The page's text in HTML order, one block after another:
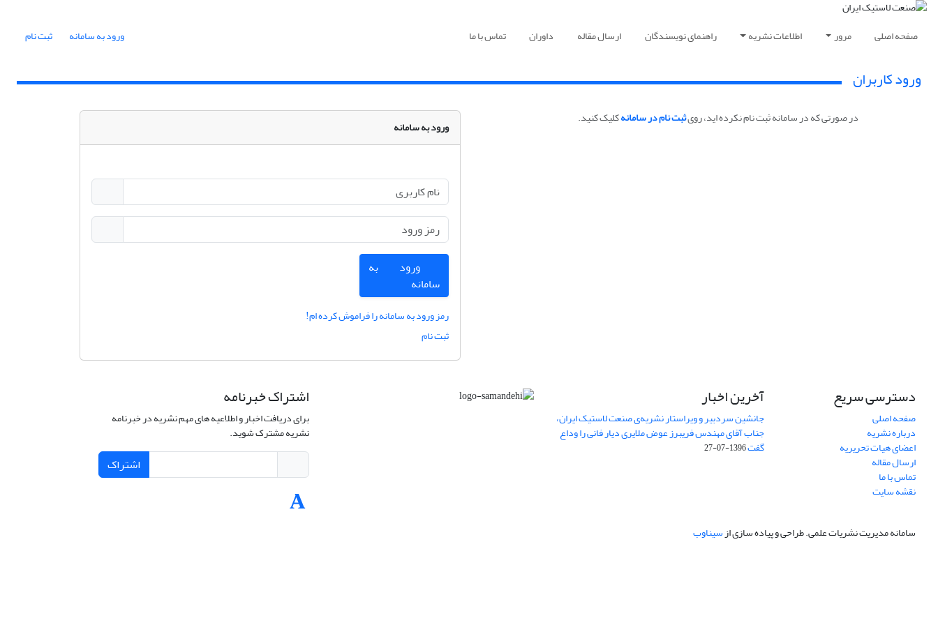
صفحه اصلی مرور اطلاعات نشریه راهنمای نویسندگان ارسال مقاله داوران تماس با ما ورود به سامانه ثبت نام
ورود کاربران
در صورتی که در سامانه ثبت نام نکرده اید، رویثبت نام در سامانهکلیک کنید.
ورود به سامانه
ورود به
سامانه
رمز ورود به سامانه را فراموش کرده ام!
ثبت نام
دسترسی سریع
صفحه اصلی
درباره نشریه
اعضای هیات تحریریه
ارسال مقاله
تماس با ما
نقشه سایت
آخرین اخبار
جانشین سردبیر و ویراستار نشریه‌ی صنعت لاستیک ایران،
جناب آقای مهندس فریبرز عوض ملایری دیار فانی را وداع
گفت1396-07-27
اشتراک خبرنامه
برای دریافت اخبار و اطلاعیه های مهم نشریه در خبرنامه
نشریه مشترک شوید.
اشتراک
سامانه مدیریت نشریات علمی.طراحی و پیاده سازی ازسیناوب